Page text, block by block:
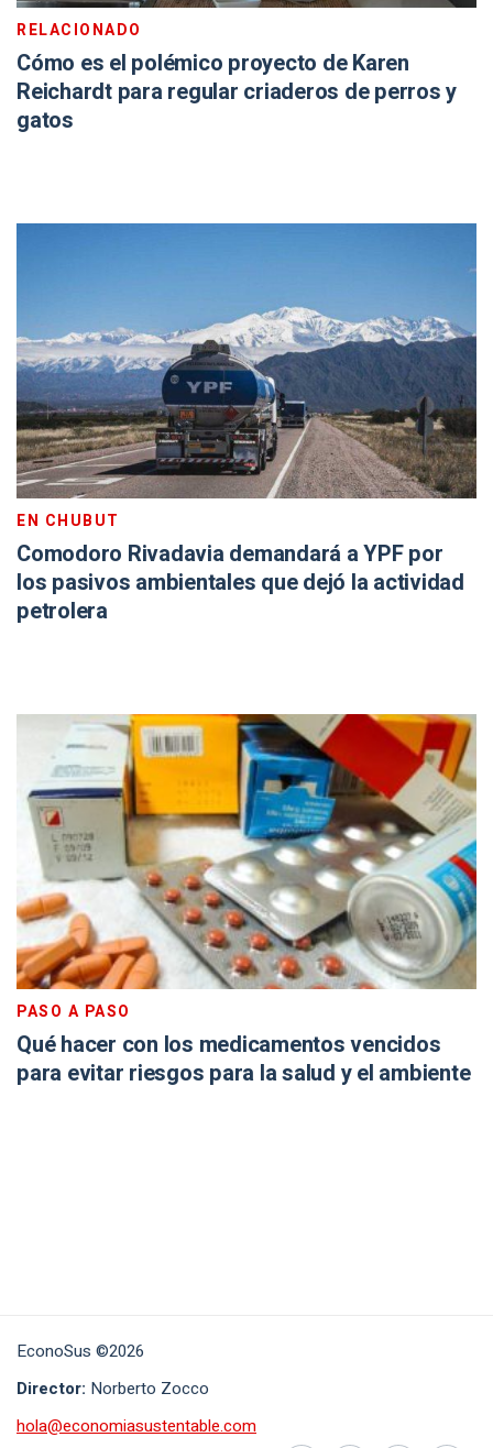
RELACIONADO
Cómo es el polémico proyecto de Karen
Reichardt para regular criaderos de perros y
gatos
EN CHUBUT
Comodoro Rivadavia demandará a YPF por
los pasivos ambientales que dejó la actividad
petrolera
PASO A PASO
Qué hacer con los medicamentos vencidos
para evitar riesgos para la salud y el ambiente
EconoSus ©2026
Director: Norberto Zocco
hola@economiasustentable.com